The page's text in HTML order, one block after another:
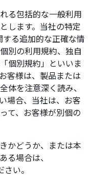
る包括的な一般利用
します。当社の特定
る追加的な正確な情
別の利用規約、独自
個別規約」といいま
客様は、製品または
体を注意深く読み、
場合、当社は、お客
て、お客様が別個の
かどうか、または本
る場合は、
い。